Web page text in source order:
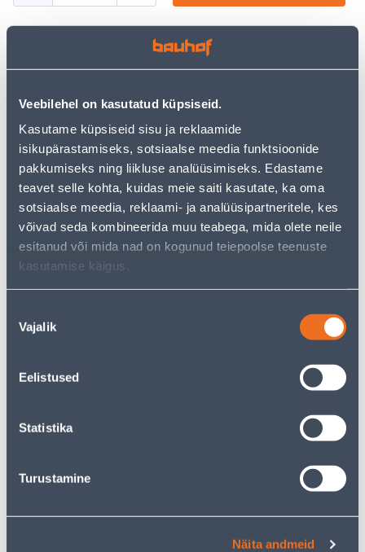
Veebilehel on kasutatud küpsiseid.
Kasutame küpsiseid sisu ja reklaamide
isikupärastamiseks, sotsiaalse meedia funktsioonide
pakkumiseks ning liikluse analüüsimiseks. Edastame
teavet selle kohta, kuidas meie saiti kasutate, ka oma
sotsiaalse meedia, reklaami- ja analüüsipartneritele, kes
võivad seda kombineerida muu teabega, mida olete neile
esitanud või mida nad on kogunud teiepoolse teenuste
kasutamise käigus.
valik
Vajalik
Eelistused
Statistika
Turustamine
Näita andmeid
Посмотреть наличие
• 14-päevane tagastusõigus.
• HANKIJA LAOST TELLITAV TOODE
Калькулятор рассрочки
Депозит Платежи
24.67 €
Предполагаемая доставка 4,99 € от 21.08.2026
Описание